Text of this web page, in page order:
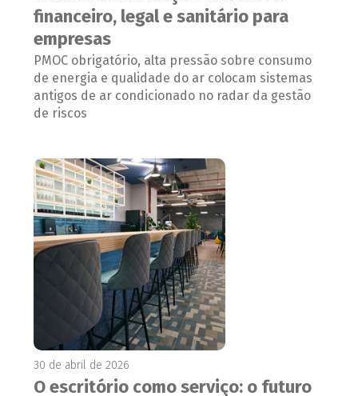
financeiro, legal e sanitário para
empresas
PMOC obrigatório, alta pressão sobre consumo
de energia e qualidade do ar colocam sistemas
antigos de ar condicionado no radar da gestão
de riscos
30 de abril de 2026
O escritório como serviço: o futuro